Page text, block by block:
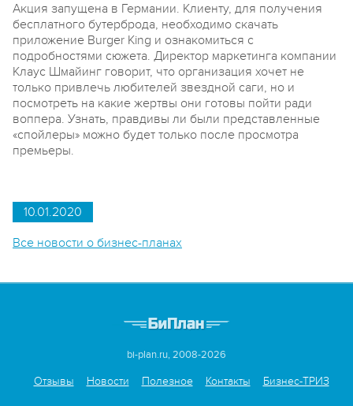
Акция запущена в Германии. Клиенту, для получения
бесплатного бутерброда, необходимо скачать
приложение Burger King и ознакомиться с
подробностями сюжета. Директор маркетинга компании
Клаус Шмайинг говорит, что организация хочет не
только привлечь любителей звездной саги, но и
посмотреть на какие жертвы они готовы пойти ради
воппера. Узнать, правдивы ли были представленные
«спойлеры» можно будет только после просмотра
премьеры.
10.01.2020
Все новости о бизнес-планах
bi-plan.ru, 2008-2026
Отзывы Новости Полезное Контакты Бизнес-ТРИЗ